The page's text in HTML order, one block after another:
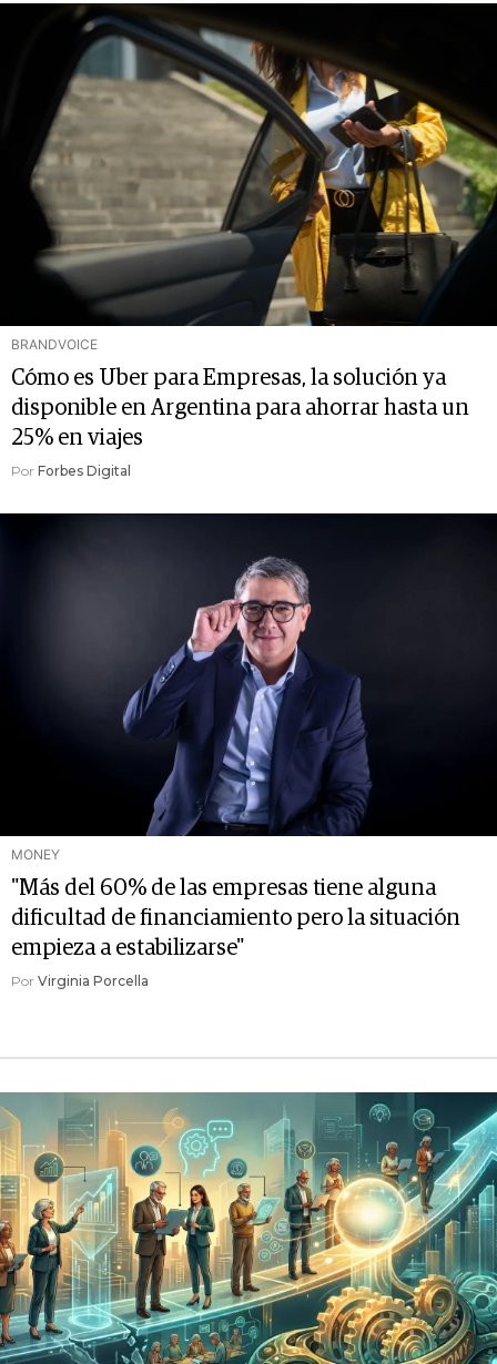
BRANDVOICE
Cómo es Uber para Empresas, la solución ya
disponible en Argentina para ahorrar hasta un
25% en viajes
Por Forbes Digital
MONEY
"Más del 60% de las empresas tiene alguna
dificultad de financiamiento pero la situación
empieza a estabilizarse"
Por Virginia Porcella